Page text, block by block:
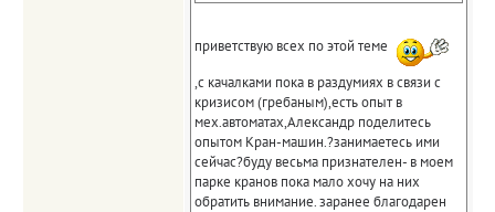
приветствую всех по этой теме
,с качалками пока в раздумиях в связи с
кризисом (гребаным),есть опыт в
мех.автоматах,Александр поделитесь
опытом Кран-машин.?занимаетесь ими
сейчас?буду весьма признателен- в моем
парке кранов пока мало хочу на них
обратить внимание. заранее благодарен